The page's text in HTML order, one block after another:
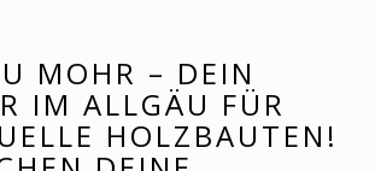
MOHR – DEIN
IM ALLGÄU FÜR
HOLZBAUTEN!